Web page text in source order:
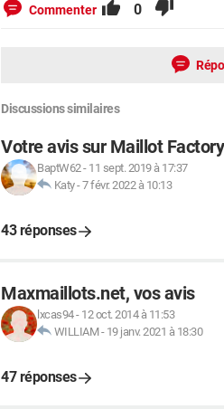
Commenter 0
Discussions similaires
Votre avis sur Maillot
BaptW62- 11 sept. 2019 à 17:37
Katy-7 févr. 2022 à 10:13
43 réponses
Maxmaillots.net, vos avis
lxcas94- 12 oct. 2014 à 11:53
WILLIAM- 19 janv. 2021 à 18:30
47 réponses